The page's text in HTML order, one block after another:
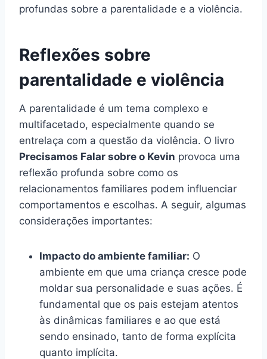
profundas sobre a parentalidade e a violência.
Reflexões sobre
parentalidade e violência
A parentalidade é um tema complexo e
multifacetado, especialmente quando se
entrelaça com a questão da violência. O livro
Precisamos Falar sobre o Kevin provoca uma
reflexão profunda sobre como os
relacionamentos familiares podem influenciar
comportamentos e escolhas. A seguir, algumas
considerações importantes:
Impacto do ambiente familiar: O
ambiente em que uma criança cresce pode
moldar sua personalidade e suas ações. É
fundamental que os pais estejam atentos
às dinâmicas familiares e ao que está
sendo ensinado, tanto de forma explícita
quanto implícita.